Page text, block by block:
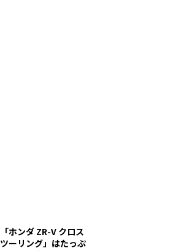
「ホンダ ZR-V クロス
ツーリング」はたっぷ